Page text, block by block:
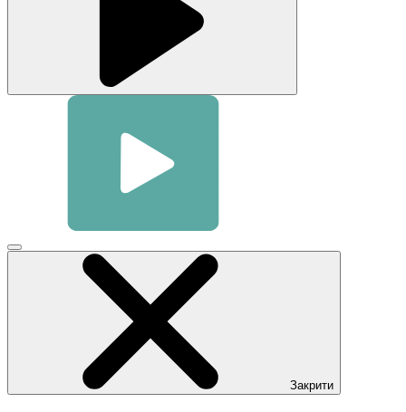
Натисніть,
Закрити